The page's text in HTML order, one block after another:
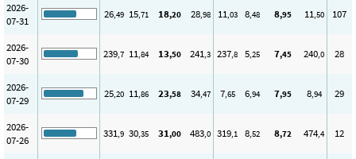
2026-
07-31
26,49 15,71 18,20 28,98 11,03 8,48 8,95 11,50 107
2026-
07-30
239,7 11,84 13,50 241,3 237,8 5,25 7,45 240,0 28
2026-
07-29
25,20 11,86 23,58 34,47 7,65 6,94 7,95 8,94 29
2026-
07-26
331,9 30,35 31,00 483,0 319,1 8,52 8,72 474,4 12